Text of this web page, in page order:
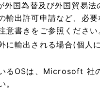
国為替及び外国貿易
輸出許可申請など、必
書きをご参照ください
に輸出される場合(個人
るOSは、Microsoft 社
。